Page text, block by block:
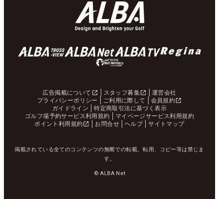
広告掲載について スタッフ募集
運営会社
プライバシーポリシー
ご利用に際して
会員規約
ガイドライン
特定商取引法に基づく表示
ゴルフ場予約サービス利用規約
マイページサービス利用規約
ポイント利用規約
お問合せ ヘルプ サイトマップ
掲載されている全てのコンテンツの無断での転載、転用、コピー等は禁じま
す。
© ALBA Net